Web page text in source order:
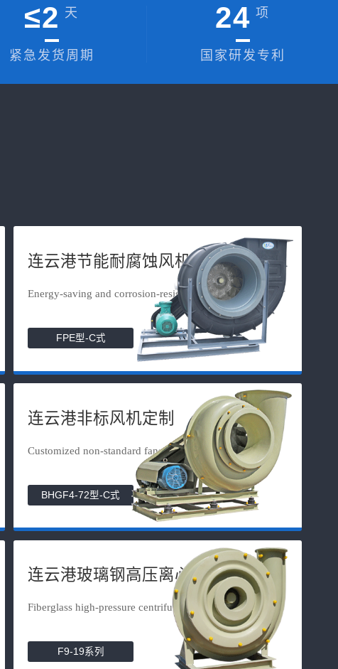
≤2 天
紧急发货周期
24 项
国家研发专利
连云港节能耐腐蚀风机
Energy-saving and corrosion-resista...
FPE型-C式
连云港非标风机定制
Customized non-standard fans
BHGF4-72型-C式
连云港玻璃钢高压离心风机
Fiberglass high-pressure centrifuga...
F9-19系列